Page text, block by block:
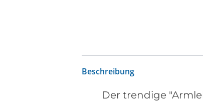
Beschreibung
Der trendige